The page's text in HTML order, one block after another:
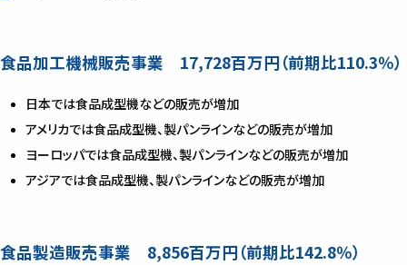
食品加工機械販売事業 17,728百万円（前期比110.3％）
日本では食品成型機などの販売が増加
アメリカでは食品成型機、製パンラインなどの販売が増加
ヨーロッパでは食品成型機、製パンラインなどの販売が増加
アジアでは食品成型機、製パンラインなどの販売が増加
食品製造販売事業 8,856百万円（前期比142.8％）